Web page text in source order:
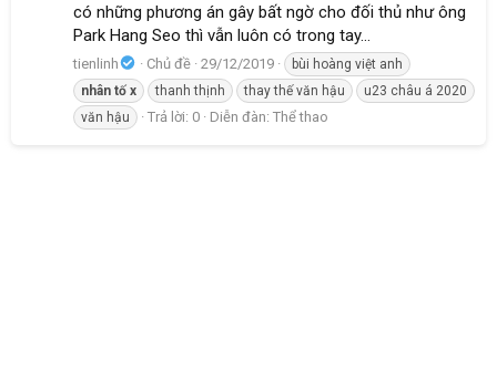
có những phương án gây bất ngờ cho đối thủ như ông
Park Hang Seo thì vẫn luôn có trong tay...
tienlinh Chủ đề 29/12/2019
bùi hoàng việt anh
nhân tố x thanh thịnh thay thế văn hậu
u23 châu á 2020
văn hậu
Trả lời: 0 Diễn đàn: Thể thao